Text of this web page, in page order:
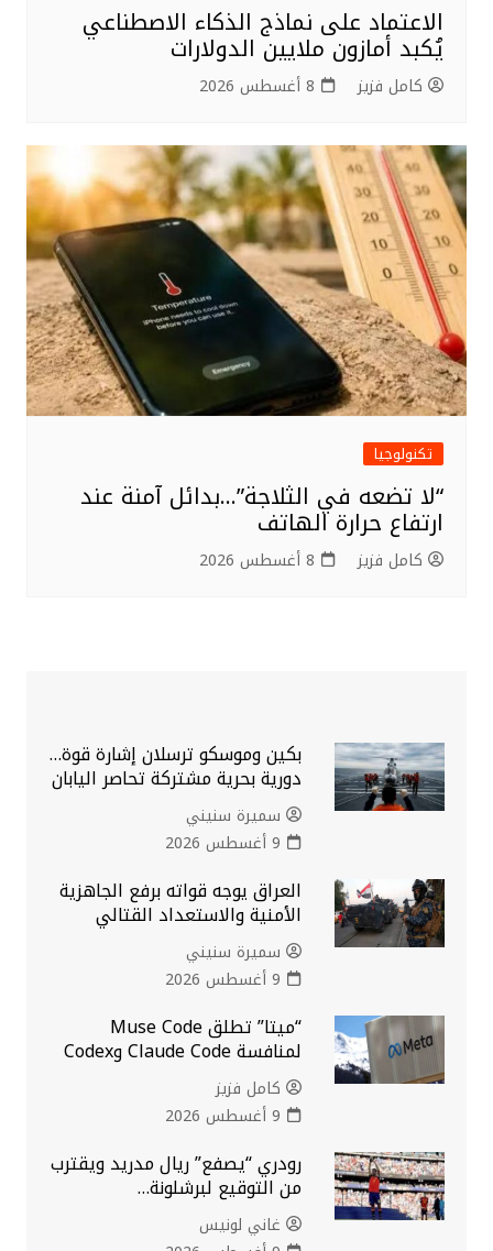
الاعتماد على نماذج الذكاء الاصطناعي
يُكبد أمازون ملايين الدولارات
كامل فزيز 8 أغسطس 2026
تكنولوجيا
“لا تضعه في الثلاجة”…بدائل آمنة عند
ارتفاع حرارة الهاتف
كامل فزيز 8 أغسطس 2026
بكين وموسكو ترسلان إشارة قوة…
دورية بحرية مشتركة تحاصر اليابان
سميرة سنيني
9 أغسطس 2026
العراق يوجه قواته برفع الجاهزية
الأمنية والاستعداد القتالي
سميرة سنيني
9 أغسطس 2026
“ميتا” تطلق Muse Code
لمنافسة Claude Code وCodex
كامل فزيز
9 أغسطس 2026
رودري “يصفع” ريال مدريد ويقترب
من التوقيع لبرشلونة…
غاني لونيس